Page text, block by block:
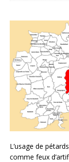
L’usage de
comme feux